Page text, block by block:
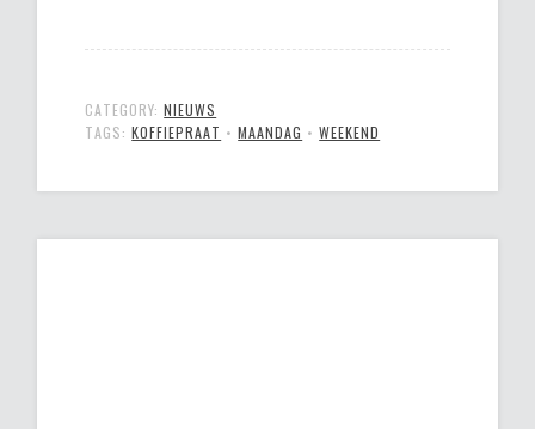
CATEGORY:NIEUWS
TAGS:KOFFIEPRAAT •MAANDAG •WEEKEND